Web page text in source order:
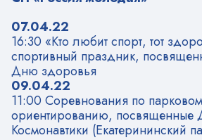
07.04.22
16:30 «Кто любит спорт, тот
спортивный праздник,
Дню здоровья
09.04.22
11:00 Соревнования по
ориентированию, посвященные
Космонавтики (Екатерининский